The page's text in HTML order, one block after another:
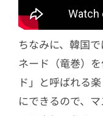
ちなみに、韓国
ネード（竜巻）
ド」と呼ばれる
にできるので、